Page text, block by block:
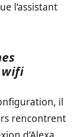
l’assistant
wifi
il
rencontrent